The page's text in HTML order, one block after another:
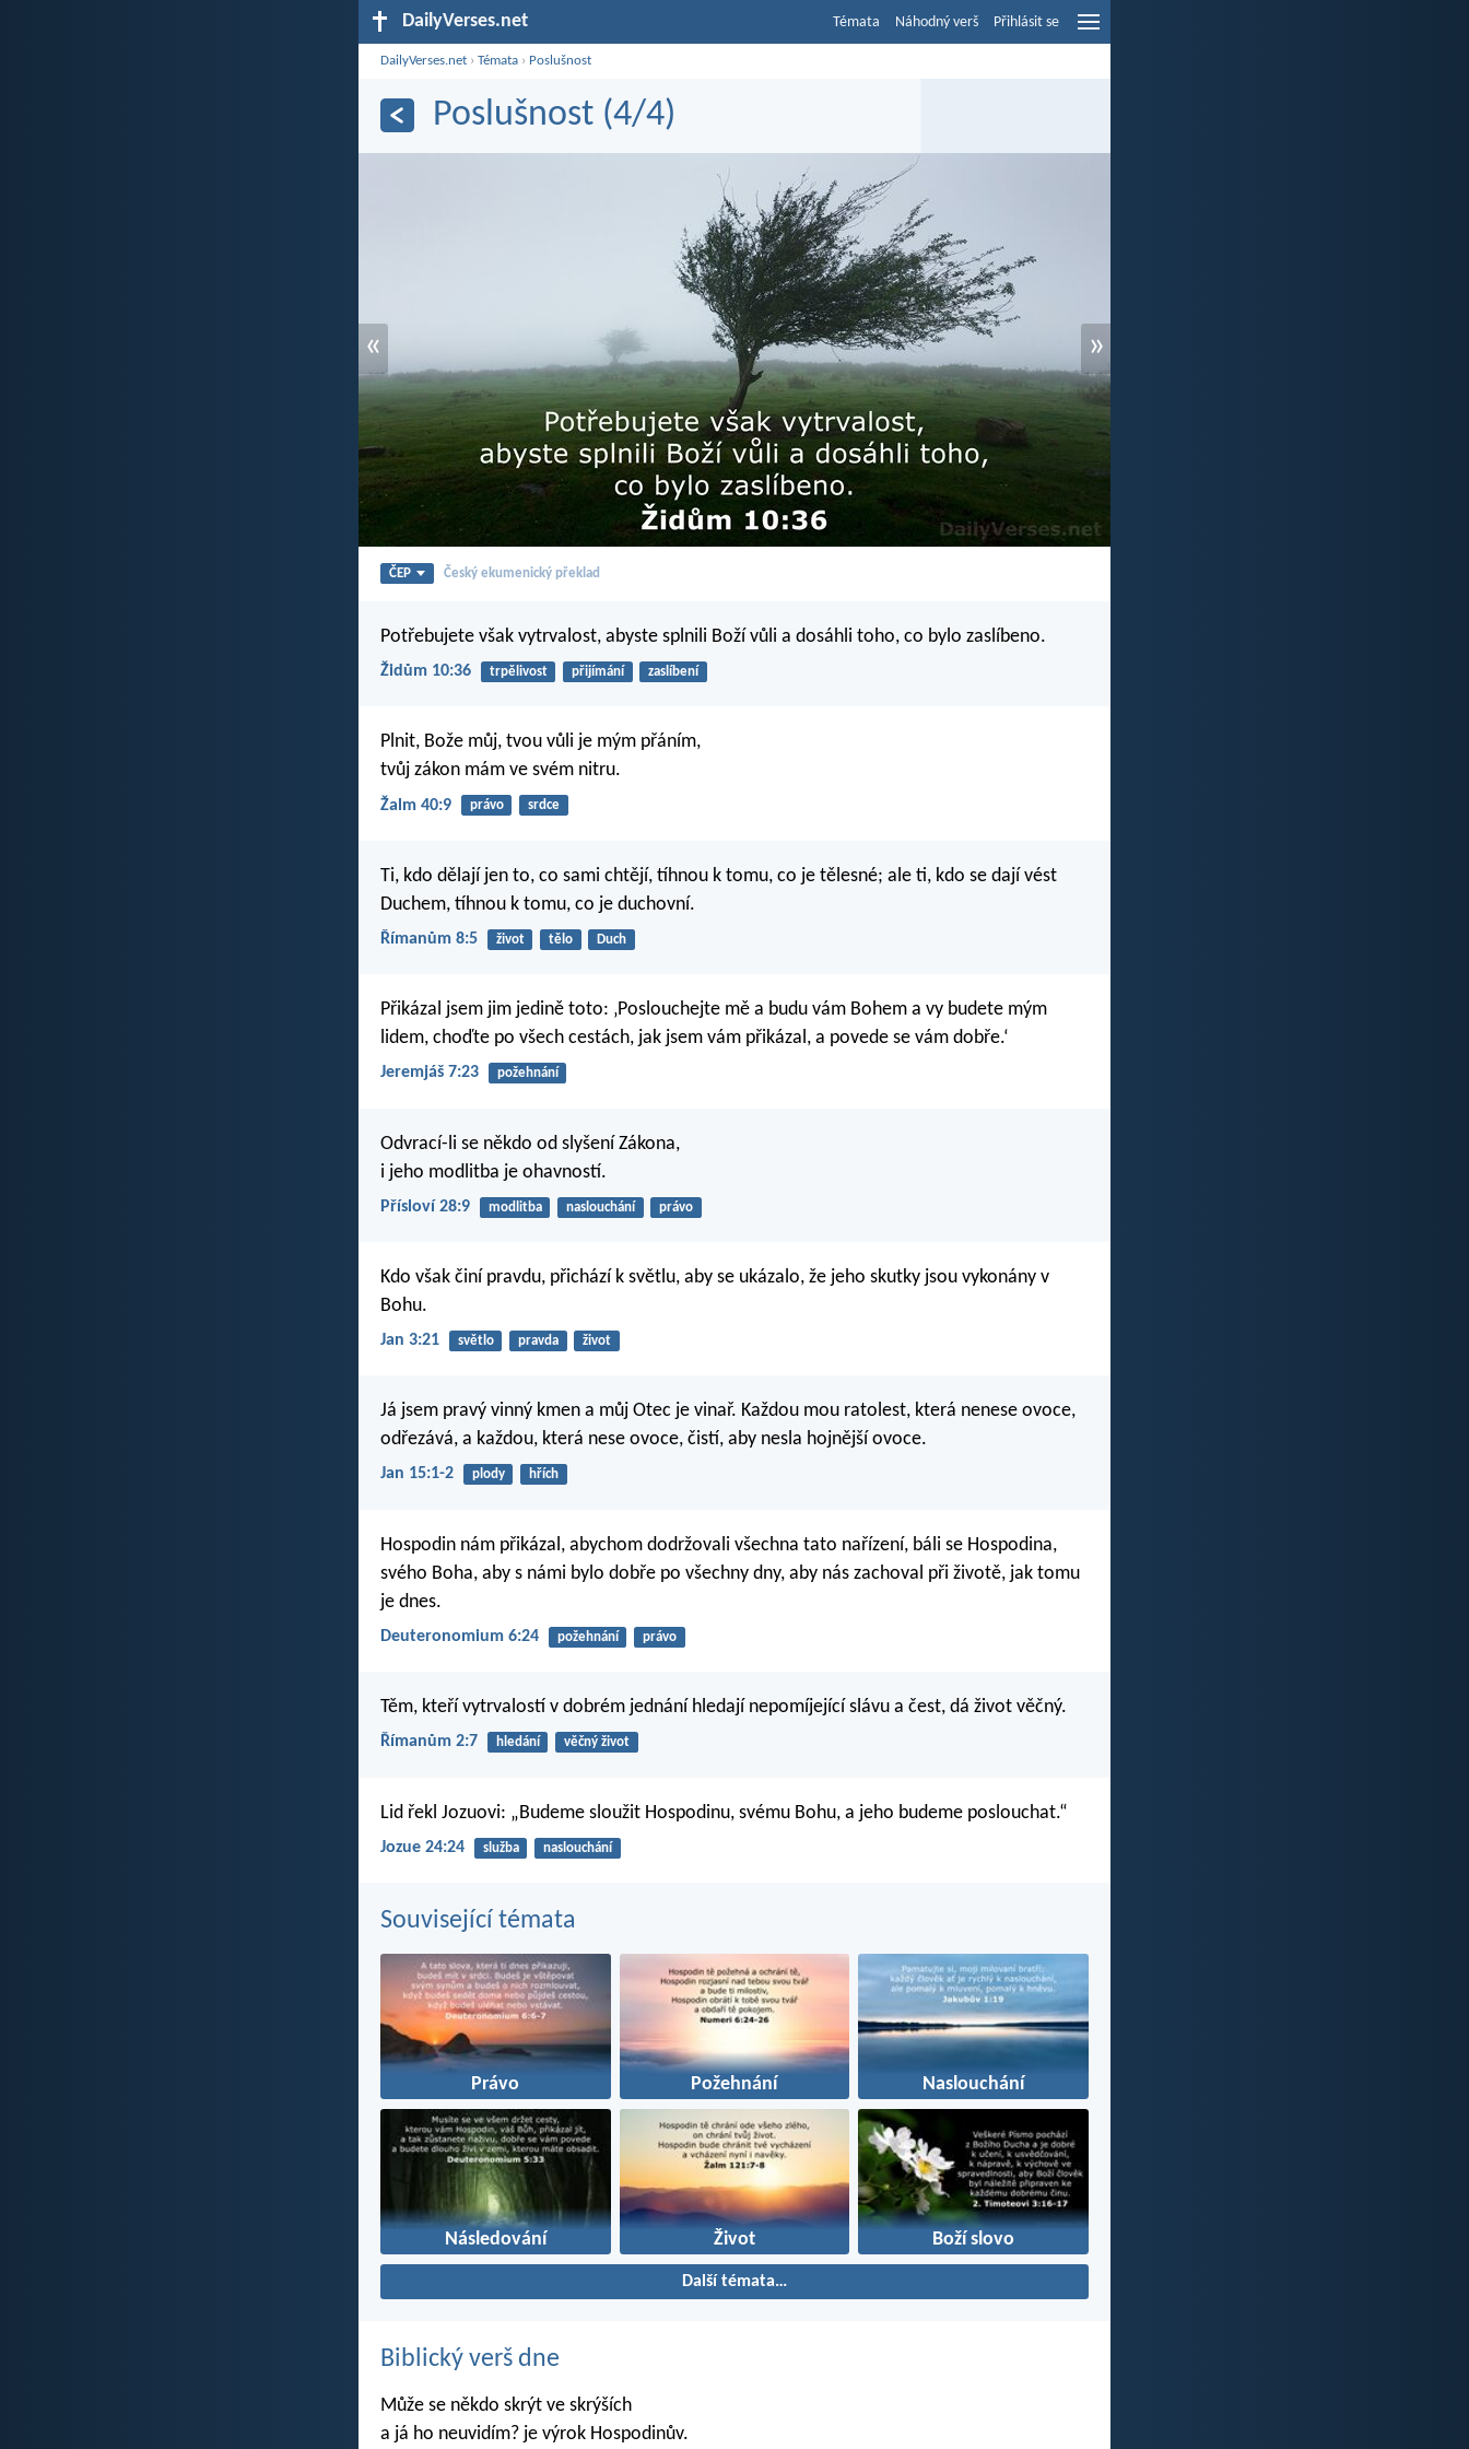
DailyVerses.net Témata Náhodný verš Přihlásit se
DailyVerses.net ›Témata › Poslušnost
Poslušnost (4/4)
« »
ČEP Český ekumenický překlad
Potřebujete však vytrvalost, abyste splnili Boží vůli a dosáhli toho, co bylo zaslíbeno.
Židům 10:36 trpělivost přijímání zaslíbení
Plnit, Bože můj, tvou vůli je mým přáním,
tvůj zákon mám ve svém nitru.
Žalm 40:9 právo srdce
Ti, kdo dělají jen to, co sami chtějí, tíhnou k tomu, co je tělesné; ale ti, kdo se dají vést
Duchem, tíhnou k tomu, co je duchovní.
Římanům 8:5 život tělo Duch
Přikázal jsem jim jedině toto: ‚Poslouchejte mě a budu vám Bohem a vy budete mým
lidem, choďte po všech cestách, jak jsem vám přikázal, a povede se vám dobře.‘
Jeremjáš 7:23 požehnání
Odvrací-li se někdo od slyšení Zákona,
i jeho modlitba je ohavností.
Přísloví 28:9 modlitba naslouchání právo
Kdo však činí pravdu, přichází k světlu, aby se ukázalo, že jeho skutky jsou vykonány v
Bohu.
Jan 3:21 světlo pravda život
Já jsem pravý vinný kmen a můj Otec je vinař. Každou mou ratolest, která nenese ovoce,
odřezává, a každou, která nese ovoce, čistí, aby nesla hojnější ovoce.
Jan 15:1-2 plody hřích
Hospodin nám přikázal, abychom dodržovali všechna tato nařízení, báli se Hospodina,
svého Boha, aby s námi bylo dobře po všechny dny, aby nás zachoval při životě, jak tomu
je dnes.
Deuteronomium 6:24 požehnání právo
Těm, kteří vytrvalostí v dobrém jednání hledají nepomíjející slávu a čest, dá život věčný.
Římanům 2:7 hledání věčný život
Lid řekl Jozuovi: „Budeme sloužit Hospodinu, svému Bohu, a jeho budeme poslouchat.“
Jozue 24:24 služba naslouchání
Související témata
Právo Požehnání Naslouchání
Následování Život Boží slovo
Další témata…
Biblický verš dne
Může se někdo skrýt ve skrýších
a já ho neuvidím? je výrok Hospodinův.